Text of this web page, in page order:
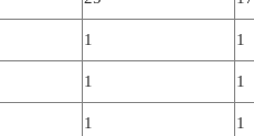
1 1
1 1
1 1